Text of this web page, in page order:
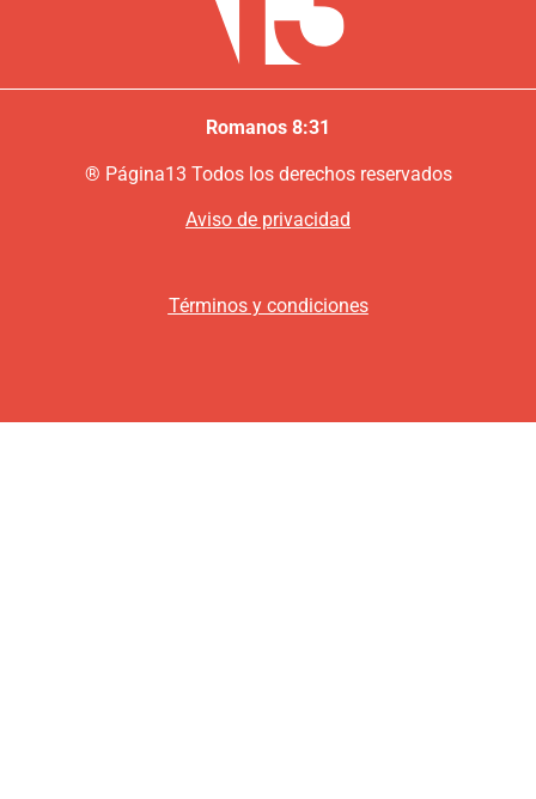
Romanos 8:31
® Página13 Todos los derechos reservados
Aviso de privacidad
Términos y condiciones